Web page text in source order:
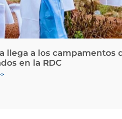
llega a los campamentos
en la RDC